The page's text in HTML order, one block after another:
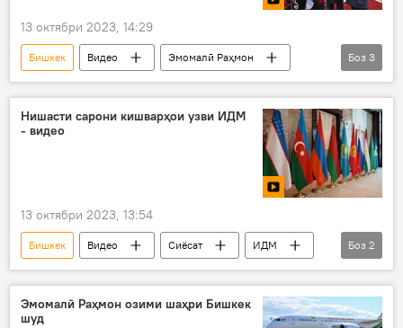
13 октябри 2023, 14:29
Бишкек Видео
Эмомалӣ Раҳмон
Қирғизистон
фурудгоҳ пешвоз
Боз 3
Нишасти сарони кишварҳои узви ИДМ
- видео
13 октябри 2023, 13:54
Бишкек Видео Сиёсат
ИДМ
мулоқот
саммити ИДМ
Боз 2
Эмомалӣ Раҳмон озими шаҳри Бишкек
шуд